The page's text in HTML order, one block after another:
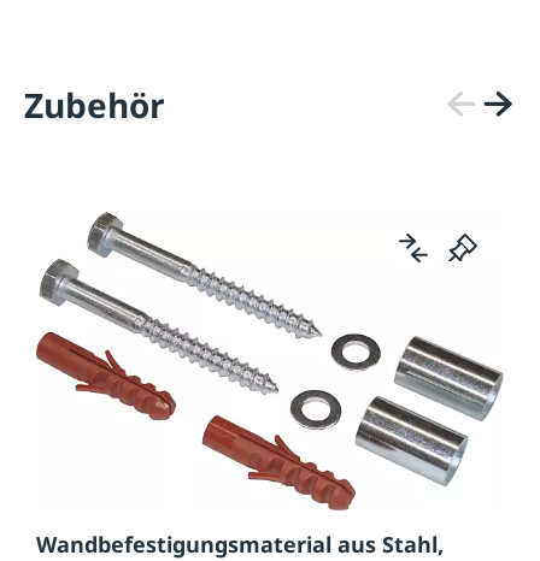
Zubehör
Wandbefestigungsmaterial aus Stahl,